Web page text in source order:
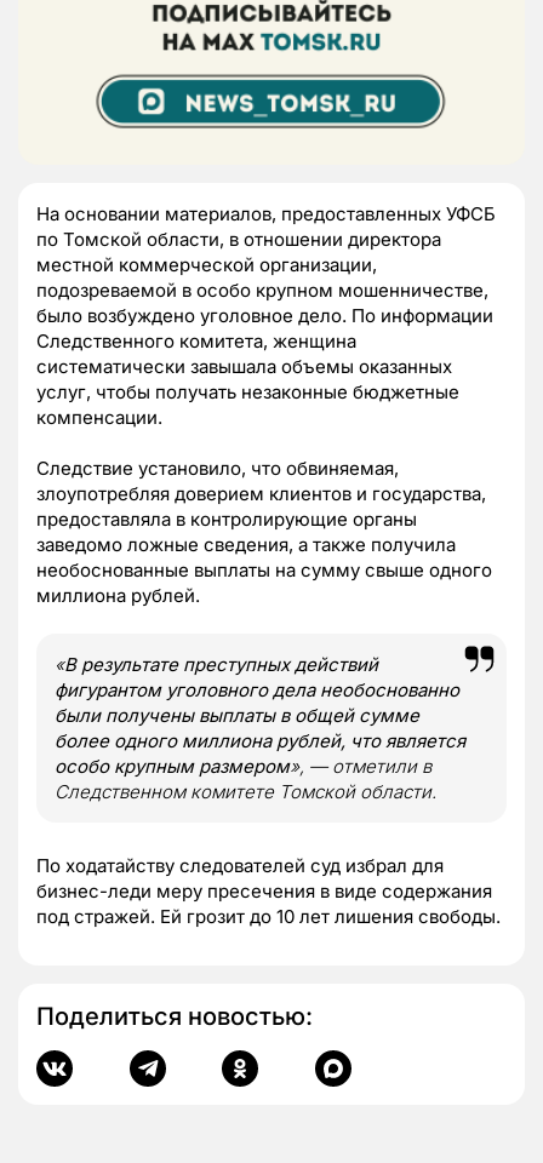
На основании материалов, предоставленных УФСБ
по Томской области, в отношении директора
местной коммерческой организации,
подозреваемой в особо крупном мошенничестве,
было возбуждено уголовное дело. По информации
Следственного комитета, женщина
систематически завышала объемы оказанных
услуг, чтобы получать незаконные бюджетные
компенсации.
Следствие установило, что обвиняемая,
злоупотребляя доверием клиентов и государства,
предоставляла в контролирующие органы
заведомо ложные сведения, а также получила
необоснованные выплаты на сумму свыше одного
миллиона рублей.
«В результате преступных действий
фигурантом уголовного дела необоснованно
были получены выплаты в общей сумме
более одного миллиона рублей, что является
особо крупным размером», — отметили в
Следственном комитете Томской области.
По ходатайству следователей суд избрал для
бизнес-леди меру пресечения в виде содержания
под стражей. Ей грозит до 10 лет лишения свободы.
Поделиться новостью: